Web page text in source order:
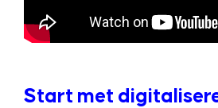
Start met